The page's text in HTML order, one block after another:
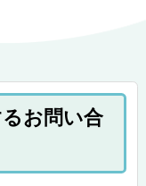
お問い合